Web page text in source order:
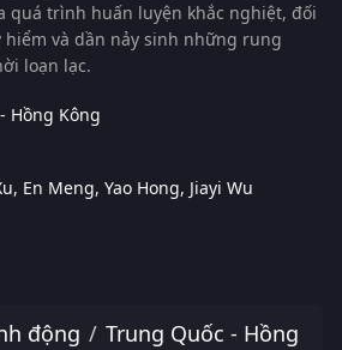
quá trình huấn luyện khắc nghiệt, đối
và dần nảy sinh những rung
loạn lạc.
Hồng Kông
En Meng Yao Hong Jiayi Wu
động
Trung Quốc - Hồng